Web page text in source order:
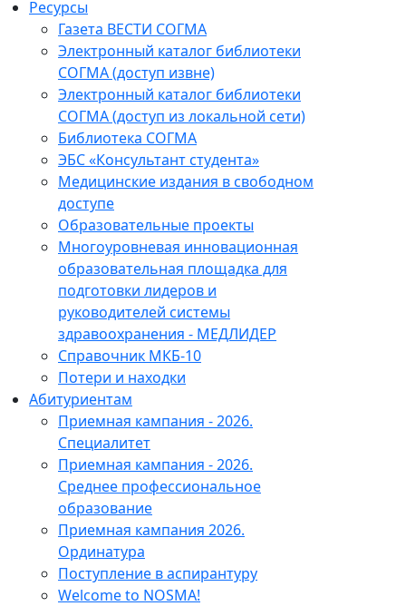
Ресурсы
Газета ВЕСТИ СОГМА
Электронный каталог библиотеки
СОГМА (доступ извне)
Электронный каталог библиотеки
СОГМА (доступ из локальной сети)
Библиотека СОГМА
ЭБС «Консультант студента»
Медицинские издания в свободном
доступе
Образовательные проекты
Многоуровневая инновационная
образовательная площадка для
подготовки лидеров и
руководителей системы
здравоохранения - МЕДЛИДЕР
Справочник МКБ-10
Потери и находки
Абитуриентам
Приемная кампания - 2026.
Специалитет
Приемная кампания - 2026.
Среднее профессиональное
образование
Приемная кампания 2026.
Ординатура
Поступление в аспирантуру
Welcome to NOSMA!